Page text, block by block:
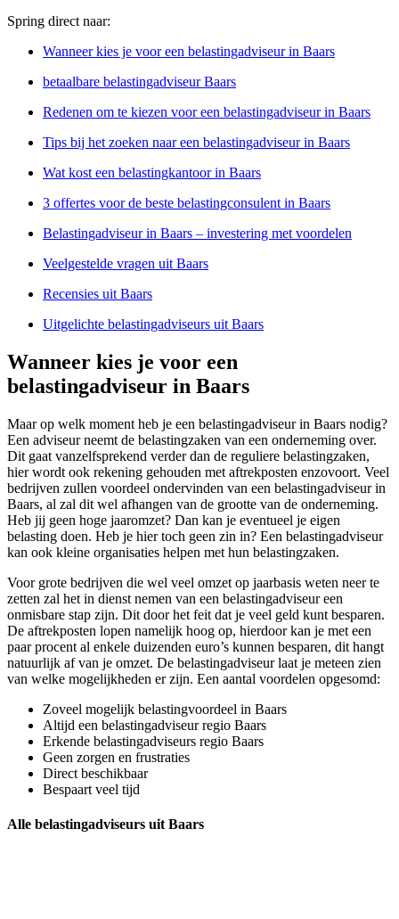
Spring direct naar:
Wanneer kies je voor een belastingadviseur in Baars
betaalbare belastingadviseur Baars
Redenen om te kiezen voor een belastingadviseur in Baars
Tips bij het zoeken naar een belastingadviseur in Baars
Wat kost een belastingkantoor in Baars
3 offertes voor de beste belastingconsulent in Baars
Belastingadviseur in Baars – investering met voordelen
Veelgestelde vragen uit Baars
Recensies uit Baars
Uitgelichte belastingadviseurs uit Baars
Wanneer kies je voor een
belastingadviseur in Baars
Maar op welk moment heb je een belastingadviseur in Baars nodig?
Een adviseur neemt de belastingzaken van een onderneming over.
Dit gaat vanzelfsprekend verder dan de reguliere belastingzaken,
hier wordt ook rekening gehouden met aftrekposten enzovoort. Veel
bedrijven zullen voordeel ondervinden van een belastingadviseur in
Baars, al zal dit wel afhangen van de grootte van de onderneming.
Heb jij geen hoge jaaromzet? Dan kan je eventueel je eigen
belasting doen. Heb je hier toch geen zin in? Een belastingadviseur
kan ook kleine organisaties helpen met hun belastingzaken.
Voor grote bedrijven die wel veel omzet op jaarbasis weten neer te
zetten zal het in dienst nemen van een belastingadviseur een
onmisbare stap zijn. Dit door het feit dat je veel geld kunt besparen.
De aftrekposten lopen namelijk hoog op, hierdoor kan je met een
paar procent al enkele duizenden euro’s kunnen besparen, dit hangt
natuurlijk af van je omzet. De belastingadviseur laat je meteen zien
van welke mogelijkheden er zijn. Een aantal voordelen opgesomd:
Zoveel mogelijk belastingvoordeel in Baars
Altijd een belastingadviseur regio Baars
Erkende belastingadviseurs regio Baars
Geen zorgen en frustraties
Direct beschikbaar
Bespaart veel tijd
Alle belastingadviseurs uit Baars